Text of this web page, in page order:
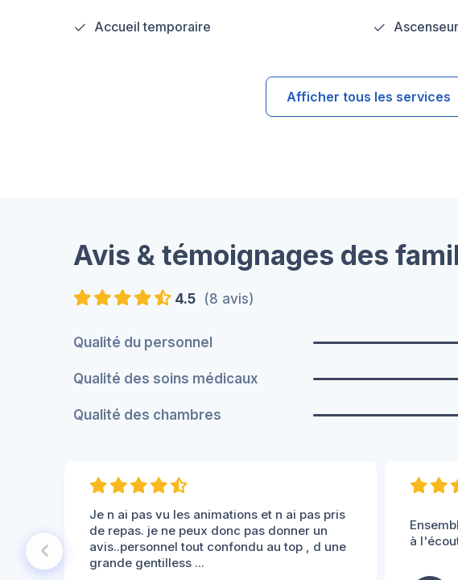
Accueil temporaire Ascenseur
Afficher tous les services
Avis & témoignages des
4.5 (8 avis)
Qualité du personnel
Qualité des soins médicaux
Qualité des chambres
Je n ai pas vu les animations et n ai pas pris
de repas. je ne peux donc pas donner un
avis..personnel tout confondu au top , d une
grande gentilless ...
à